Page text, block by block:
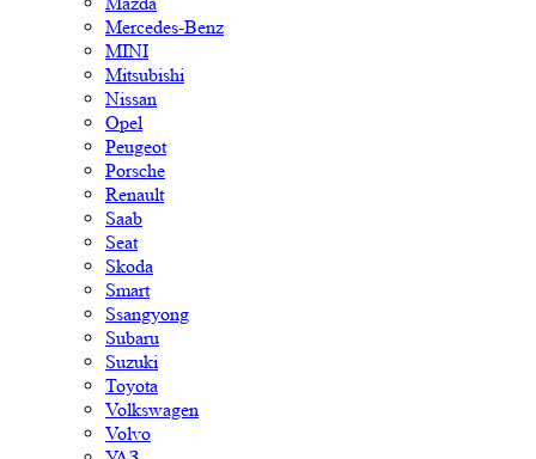
MINI
Mitsubishi
Nissan
Opel
Peugeot
Porsche
Renault
Saab
Seat
Skoda
Smart
Ssangyong
Subaru
Suzuki
Toyota
Volkswagen
Volvo
УАЗ
ГАЗ